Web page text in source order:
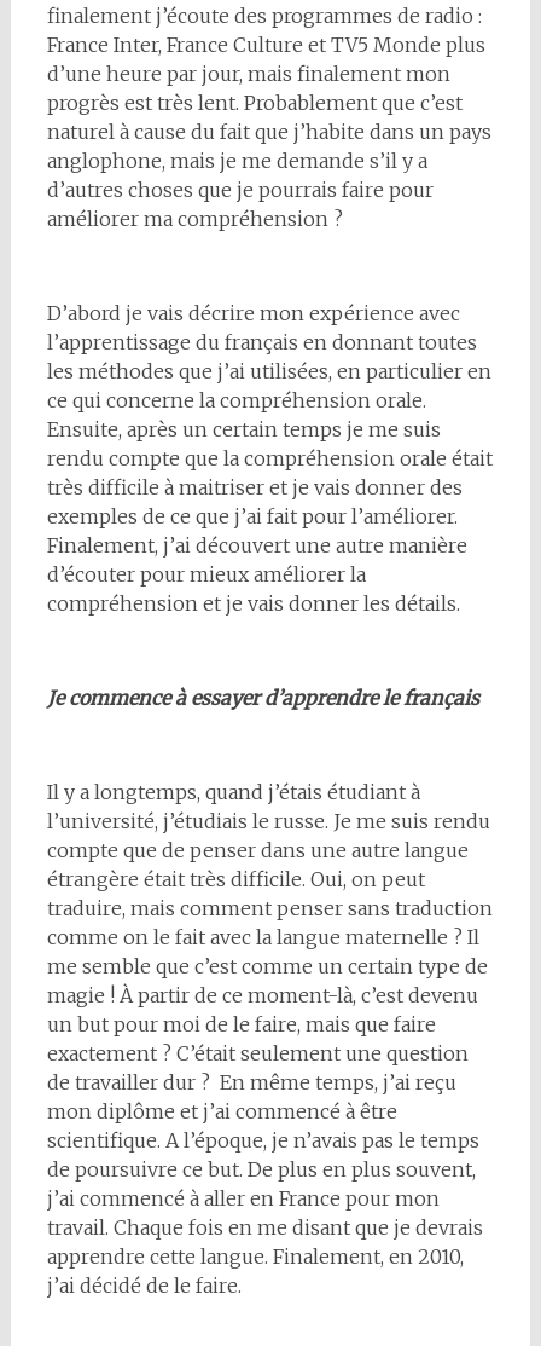
finalement j’écoute des programmes de radio :
France Inter, France Culture et TV5 Monde plus
d’une heure par jour, mais finalement mon
progrès est très lent. Probablement que c’est
naturel à cause du fait que j’habite dans un pays
anglophone, mais je me demande s’il y a
d’autres choses que je pourrais faire pour
améliorer ma compréhension ?
D’abord je vais décrire mon expérience avec
l’apprentissage du français en donnant toutes
les méthodes que j’ai utilisées, en particulier en
ce qui concerne la compréhension orale.
Ensuite, après un certain temps je me suis
rendu compte que la compréhension orale était
très difficile à maitriser et je vais donner des
exemples de ce que j’ai fait pour l’améliorer.
Finalement, j’ai découvert une autre manière
d’écouter pour mieux améliorer la
compréhension et je vais donner les détails.
Je commence à essayer d’apprendre le français
Il y a longtemps, quand j’étais étudiant à
l’université, j’étudiais le russe. Je me suis rendu
compte que de penser dans une autre langue
étrangère était très difficile. Oui, on peut
traduire, mais comment penser sans traduction
comme on le fait avec la langue maternelle ? Il
me semble que c’est comme un certain type de
magie ! À partir de ce moment-là, c’est devenu
un but pour moi de le faire, mais que faire
exactement ? C’était seulement une question
de travailler dur ? En même temps, j’ai reçu
mon diplôme et j’ai commencé à être
scientifique. A l’époque, je n’avais pas le temps
de poursuivre ce but. De plus en plus souvent,
j’ai commencé à aller en France pour mon
travail. Chaque fois en me disant que je devrais
apprendre cette langue. Finalement, en 2010,
j’ai décidé de le faire.